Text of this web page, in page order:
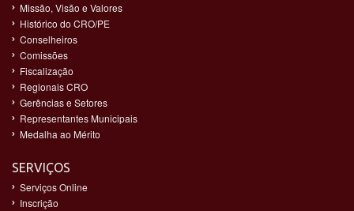
Missão, Visão e Valores
Histórico do CRO/PE
Conselheiros
Comissões
Fiscalização
Regionais CRO
Gerências e Setores
Representantes Municipais
Medalha ao Mérito
SERVIÇOS
Serviços Online
Inscrição